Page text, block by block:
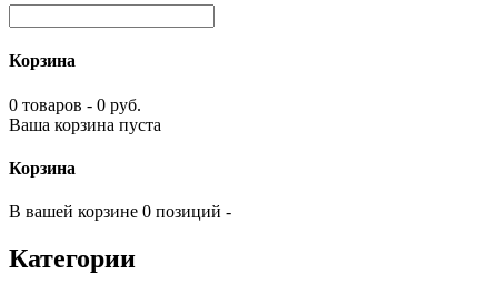
Корзина
0 товаров - 0 руб.
Ваша корзина пуста
Корзина
В вашей корзине 0 позиций -
Категории